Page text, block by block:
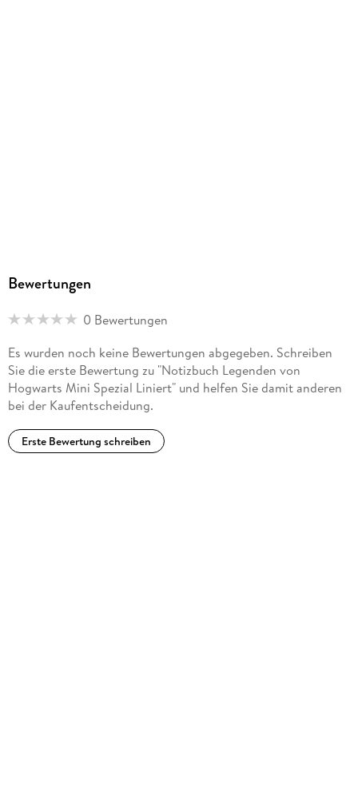
Bewertungen
0 Bewertungen
Es wurden noch keine Bewertungen abgegeben. Schreiben
Sie die erste Bewertung zu "Notizbuch Legenden von
Hogwarts Mini Spezial Liniert" und helfen Sie damit anderen
bei der Kaufentscheidung.
Erste Bewertung schreiben